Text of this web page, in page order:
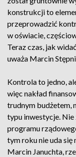
konstrukcji to
przeprowadzić
w oświacie,
Teraz czas, jak
uważa Marcin
Kontrola to jedno,
więc nakład
trudnym budżetem,
typu inwestycje. Nie
programu
tym roku nie uda się
Marcin Januchta,